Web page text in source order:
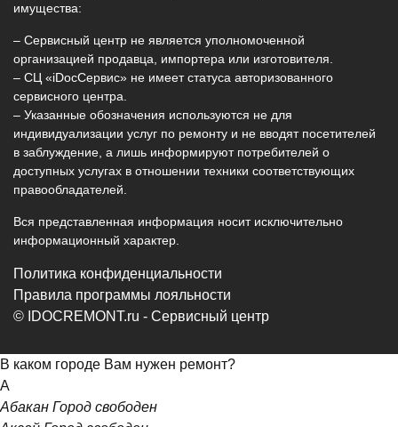
имущества:
– Сервисный центр не является уполномоченной
организацией продавца, импортера или изготовителя.
– СЦ «iDocСервис» не имеет статуса авторизованного
сервисного центра.
– Указанные обозначения используются не для
индивидуализации услуг по ремонту и не вводят посетителей
в заблуждение, а лишь информируют потребителей о
доступных услугах в отношении техники соответствующих
правообладателей.
Вся представленная информация носит исключительно
информационный характер.
Политика конфиденциальности
Правила программы лояльности
© IDOCREMONT.ru - Сервисный центр
В каком городе Вам нужен ремонт?
А
Абакан Город свободен